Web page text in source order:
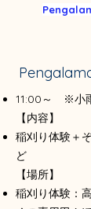
11:00～ ※小
【内容】
稲刈り体験＋
ど
【場所】
稲刈り体験：